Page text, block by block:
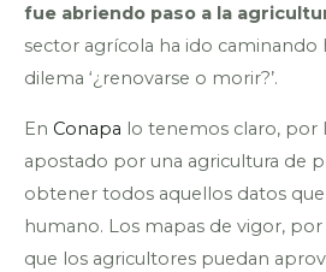
fue abriendo paso a la
sector agrícola ha ido caminando
dilema ‘¿renovarse o morir?’.
En Conapa lo tenemos claro, por
apostado por una agricultura de
obtener todos aquellos datos que
humano. Los mapas de vigor,
que los agricultores puedan